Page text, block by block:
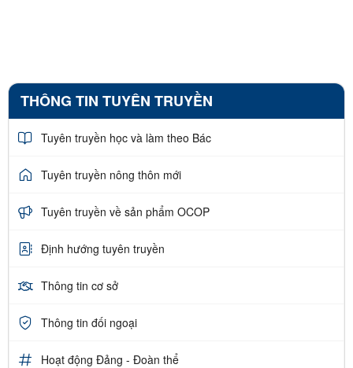
THÔNG TIN TUYÊN TRUYỀN
Tuyên truyền học và làm theo Bác
Tuyên truyền nông thôn mới
Tuyên truyền về sản phẩm OCOP
Định hướng tuyên truyền
Thông tin cơ sở
Thông tin đối ngoại
Hoạt động Đảng - Đoàn thể